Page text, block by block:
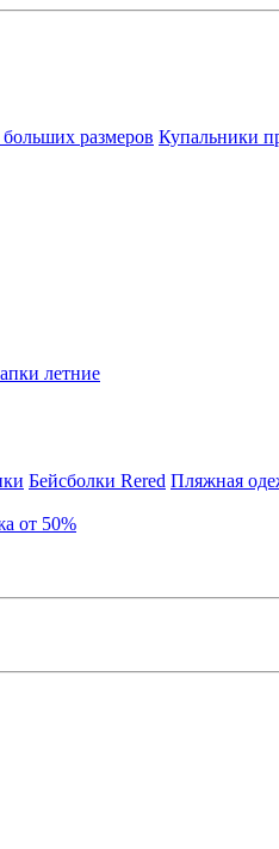
размеров Купальники
летние
Бейсболки Rered Пляжная
от 50%